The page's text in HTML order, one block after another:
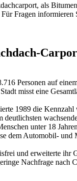
als
Fragen informieren
Personen auf
misst eine
1989 die
unter 18
dem Automobil- und
und erweiterte
Nachfrage nach